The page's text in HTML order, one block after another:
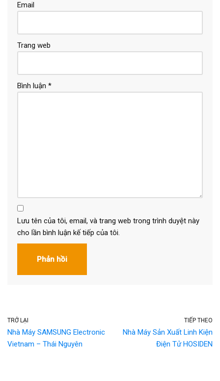
Email
Trang web
Bình luận *
Lưu tên của tôi, email, và trang web trong trình duyệt này
cho lần bình luận kế tiếp của tôi.
TRỞ LẠI
Nhà Máy SAMSUNG Electronic
Vietnam – Thái Nguyên
TIẾP THEO
Nhà Máy Sản Xuất Linh Kiện
Điện Tử HOSIDEN